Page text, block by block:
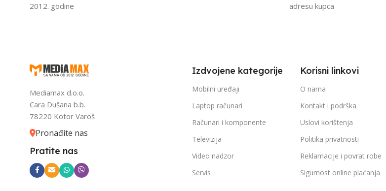
2012. godine
adresu kupca
Mediamax d.o.o.
Cara Dušana b.b.
78220 Kotor Varoš
Pronađite nas
Pratite nas
Izdvojene kategorije
Mobilni uređaji
Laptop računari
Računari i komponente
Televizija
Video nadzor
Servis
Korisni linkovi
O nama
Kontakt i podrška
Uslovi korištenja
Politika privatnosti
Reklamacije i povrat robe
Sigurnost online plaćanja